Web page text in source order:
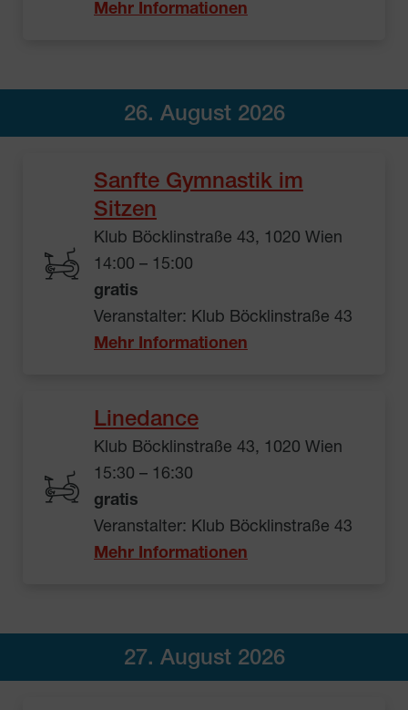
Mehr Informationen
26. August 2026
Sanfte Gymnastik im
Sitzen
Klub Böcklinstraße 43, 1020 Wien
14:00 – 15:00
gratis
Veranstalter: Klub Böcklinstraße 43
Mehr Informationen
Linedance
Klub Böcklinstraße 43, 1020 Wien
15:30 – 16:30
gratis
Veranstalter: Klub Böcklinstraße 43
Mehr Informationen
27. August 2026